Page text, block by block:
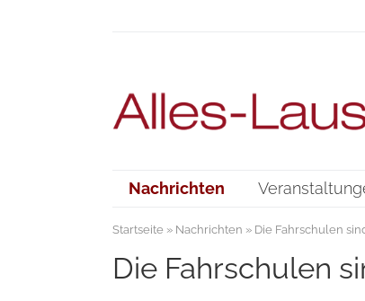
Nachrichten
Startseite» Nachrichten » Die Fahrschulen
Die Fahrschulen